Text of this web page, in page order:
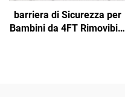
barriera di Sicurezza per
Bambini da 4FT Rimovibile